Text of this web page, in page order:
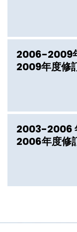
2006-2009
2009年度修
2003-2006
2006年度修